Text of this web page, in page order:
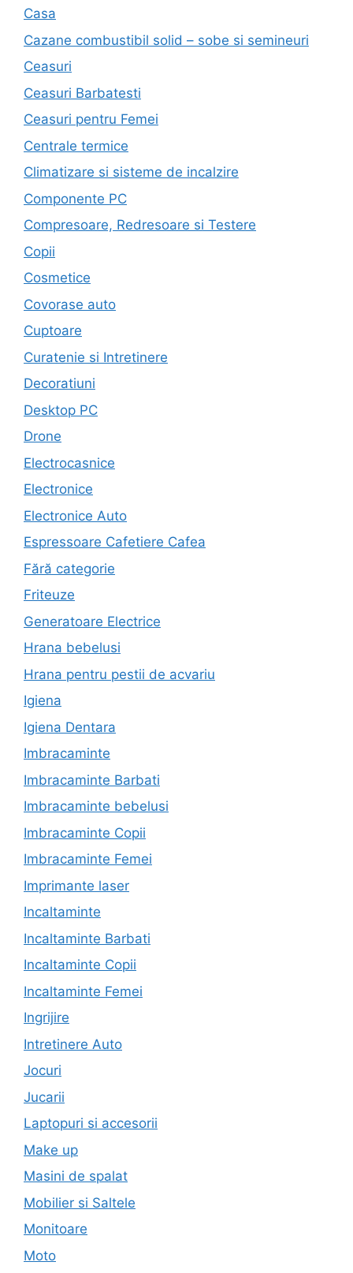
Casa
Cazane combustibil solid – sobe si semineuri
Ceasuri
Ceasuri Barbatesti
Ceasuri pentru Femei
Centrale termice
Climatizare si sisteme de incalzire
Componente PC
Compresoare, Redresoare si Testere
Copii
Cosmetice
Covorase auto
Cuptoare
Curatenie si Intretinere
Decoratiuni
Desktop PC
Drone
Electrocasnice
Electronice
Electronice Auto
Espressoare Cafetiere Cafea
Fără categorie
Friteuze
Generatoare Electrice
Hrana bebelusi
Hrana pentru pestii de acvariu
Igiena
Igiena Dentara
Imbracaminte
Imbracaminte Barbati
Imbracaminte bebelusi
Imbracaminte Copii
Imbracaminte Femei
Imprimante laser
Incaltaminte
Incaltaminte Barbati
Incaltaminte Copii
Incaltaminte Femei
Ingrijire
Intretinere Auto
Jocuri
Jucarii
Laptopuri si accesorii
Make up
Masini de spalat
Mobilier si Saltele
Monitoare
Moto